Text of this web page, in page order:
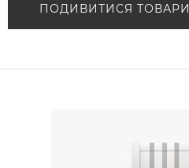
ПОДИВИТИСЯ ТОВАРИ